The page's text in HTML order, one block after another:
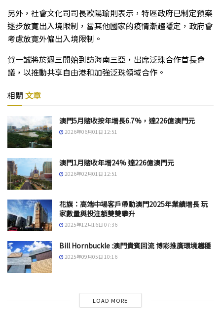
另外，社會文化司司長歐陽瑜則表示，特區政府已制定預案
逐步放寛出入境限制，當其他國家的疫情漸趨隱定，政府會
考慮放寛外僱出入境限制。
賀一誠將於週三開始到訪海南三亞，出席泛珠合作首長會
議，以推動共享自由港和加強泛珠領域合作。
相關 文章
澳門5月賭收按年增長6.7%，達226億澳門元
2026年06月01日 12:51
澳門1月賭收年增24% 達226億澳門元
2026年02月01日 12:51
花旗：高端中場客戶帶動澳門2025年業績增長 玩
家數量與投注額雙雙攀升
2025年12月16日 07:36
Bill Hornbuckle :澳門貴賓回流 博彩推廣環境趨穩
2025年09月05日 10:16
LOAD MORE